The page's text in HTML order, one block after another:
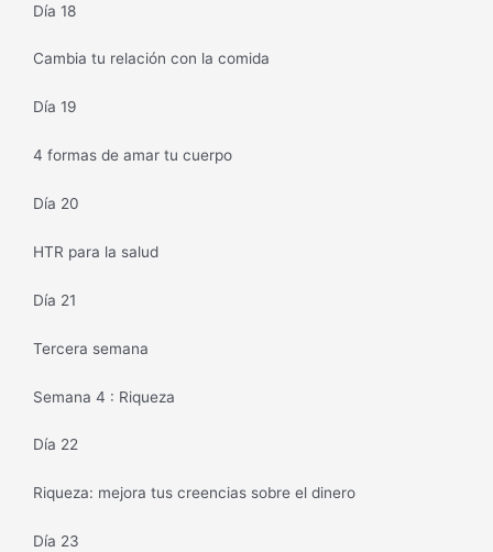
Día 18
Cambia tu relación con la comida
Día 19
4 formas de amar tu cuerpo
Día 20
HTR para la salud
Día 21
Tercera semana
Semana 4 : Riqueza
Día 22
Riqueza: mejora tus creencias sobre el dinero
Día 23